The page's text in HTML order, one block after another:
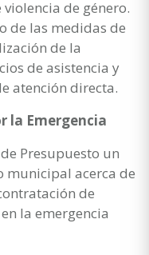
de género.
de las medidas de
de la
de asistencia y
atención directa.
la Emergencia
Presupuesto un
municipal acerca de
de
la emergencia